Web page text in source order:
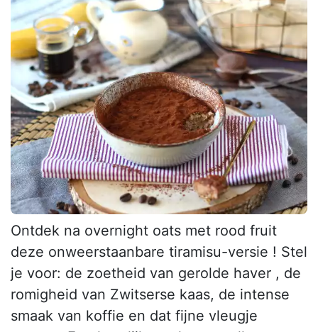
Ontdek na overnight oats met rood fruit
deze onweerstaanbare tiramisu-versie ! Stel
je voor: de zoetheid van gerolde haver , de
romigheid van Zwitserse kaas, de intense
smaak van koffie en dat fijne vleugje